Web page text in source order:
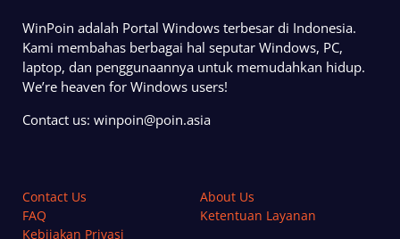
WinPoin adalah Portal Windows terbesar di Indonesia.
Kami membahas berbagai hal seputar Windows, PC,
laptop, dan penggunaannya untuk memudahkan hidup.
We’re heaven for Windows users!
Contact us: winpoin@poin.asia
Contact Us
About Us
FAQ
Ketentuan Layanan
Kebijakan Privasi